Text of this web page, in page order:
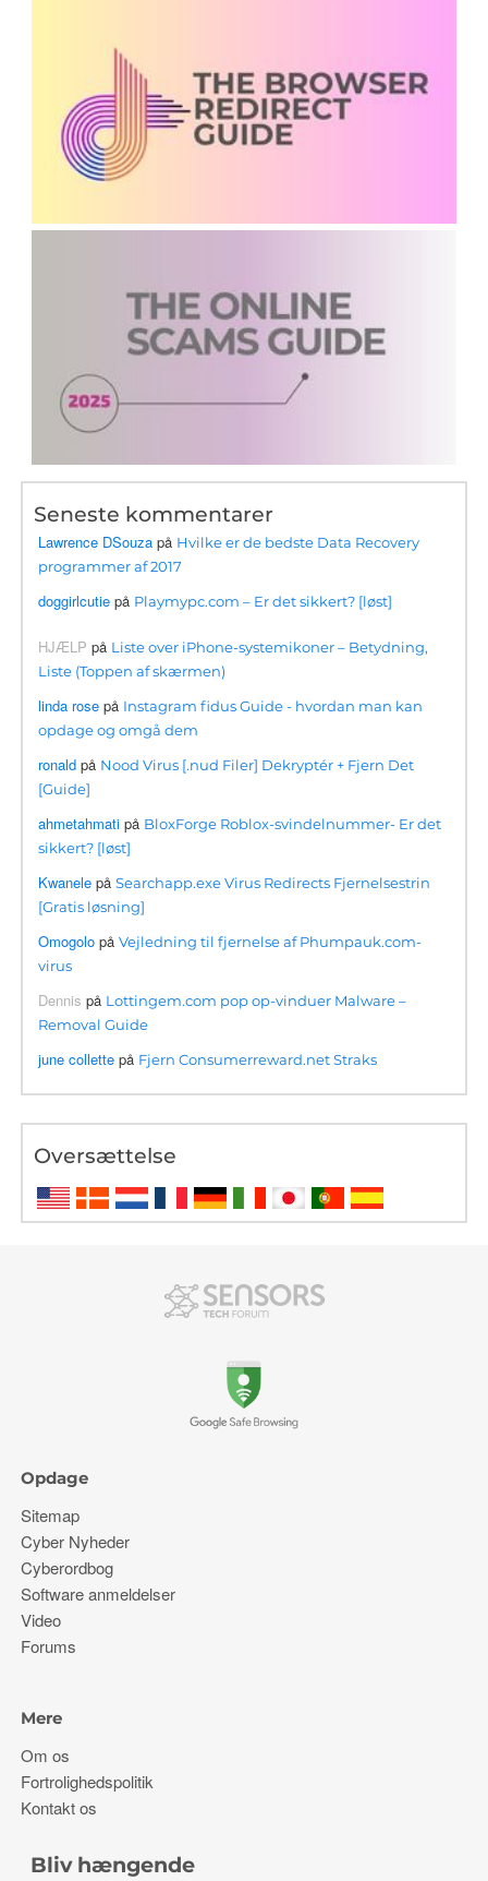
Seneste kommentarer
Lawrence DSouza på Hvilke er de bedste Data Recovery
programmer af 2017
doggirlcutie på Playmypc.com – Er det sikkert? [løst]
HJÆLP på Liste over iPhone-systemikoner – Betydning,
Liste (Toppen af ​​skærmen)
linda rose på Instagram fidus Guide - hvordan man kan
opdage og omgå dem
ronald på Nood Virus [.nud Filer] Dekryptér + Fjern Det
[Guide]
ahmetahmati på BloxForge Roblox-svindelnummer- Er det
sikkert? [løst]
Kwanele påSearchapp.exe Virus Redirects Fjernelsestrin
[Gratis løsning]
Omogolo påVejledning til fjernelse af Phumpauk.com-
virus
Dennis på Lottingem.com pop op-vinduer Malware –
Removal Guide
june collette på Fjern Consumerreward.net Straks
Oversættelse
Opdage
Sitemap
Cyber ​​Nyheder
Cyberordbog
Software anmeldelser
Video
Forums
Mere
Om os
Fortrolighedspolitik
Kontakt os
Bliv hængende